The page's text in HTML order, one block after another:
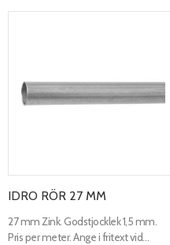
IDRO RÖR 27 MM
27 mm Zink. Godstjocklek 1,5 mm.
Pris per meter. Ange i fritext vid